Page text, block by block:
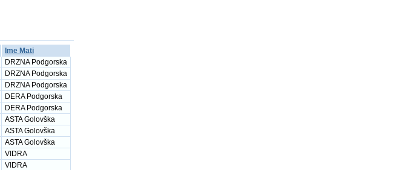
Ime Mati
DRZNA Podgorska
DRZNA Podgorska
DRZNA Podgorska
DERA Podgorska
DERA Podgorska
ASTA Golovška
ASTA Golovška
ASTA Golovška
VIDRA
VIDRA